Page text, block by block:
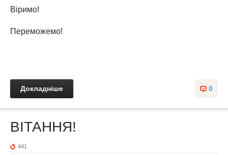
Віримо!
Переможемо!
0
Докладніше
ВІТАННЯ!
441